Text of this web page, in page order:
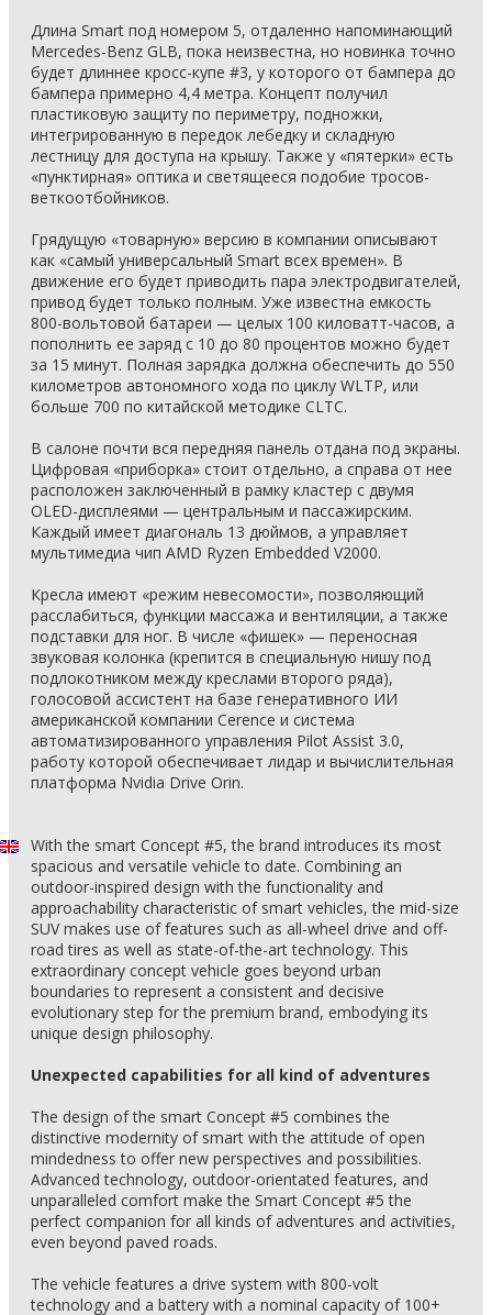
Длина Smart под номером 5, отдаленно напоминающий
Mercedes-Benz GLB, пока неизвестна, но новинка точно
будет длиннее кросс-купе #3, у которого от бампера до
бампера примерно 4,4 метра. Концепт получил
пластиковую защиту по периметру, подножки,
интегрированную в передок лебедку и складную
лестницу для доступа на крышу. Также у «пятерки» есть
«пунктирная» оптика и светящееся подобие тросов-
веткоотбойников.
Грядущую «товарную» версию в компании описывают
как «самый универсальный Smart всех времен». В
движение его будет приводить пара электродвигателей,
привод будет только полным. Уже известна емкость
800-вольтовой батареи — целых 100 киловатт-часов, а
пополнить ее заряд с 10 до 80 процентов можно будет
за 15 минут. Полная зарядка должна обеспечить до 550
километров автономного хода по циклу WLTP, или
больше 700 по китайской методике CLTC.
В салоне почти вся передняя панель отдана под экраны.
Цифровая «приборка» стоит отдельно, а справа от нее
расположен заключенный в рамку кластер с двумя
OLED-дисплеями — центральным и пассажирским.
Каждый имеет диагональ 13 дюймов, а управляет
мультимедиа чип AMD Ryzen Embedded V2000.
Кресла имеют «режим невесомости», позволяющий
расслабиться, функции массажа и вентиляции, а также
подставки для ног. В числе «фишек» — переносная
звуковая колонка (крепится в специальную нишу под
подлокотником между креслами второго ряда),
голосовой ассистент на базе генеративного ИИ
американской компании Cerence и система
автоматизированного управления Pilot Assist 3.0,
работу которой обеспечивает лидар и вычислительная
платформа Nvidia Drive Orin.
With the smart Concept #5, the brand introduces its most
spacious and versatile vehicle to date. Combining an
outdoor-inspired design with the functionality and
approachability characteristic of smart vehicles, the mid-size
SUV makes use of features such as all-wheel drive and off-
road tires as well as state-of-the-art technology. This
extraordinary concept vehicle goes beyond urban
boundaries to represent a consistent and decisive
evolutionary step for the premium brand, embodying its
unique design philosophy.
Unexpected capabilities for all kind of adventures
The design of the smart Concept #5 combines the
distinctive modernity of smart with the attitude of open
mindedness to offer new perspectives and possibilities.
Advanced technology, outdoor-orientated features, and
unparalleled comfort make the Smart Concept #5 the
perfect companion for all kinds of adventures and activities,
even beyond paved roads.
The vehicle features a drive system with 800-volt
technology and a battery with a nominal capacity of 100+